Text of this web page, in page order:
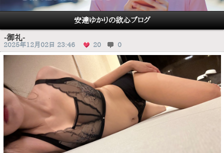
安達ゆかりの欲心ブログ
-御礼-
2025年12月02日 23:46 20 0